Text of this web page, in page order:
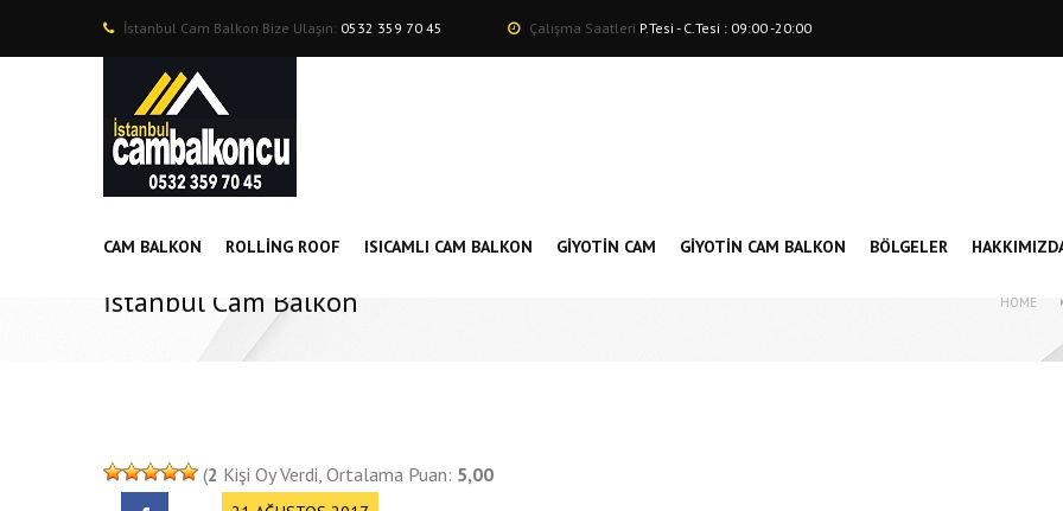
İstanbul Cam Balkon Bize Ulaşın: 0532 359 70 45 Çalışma Saatleri P.Tesi - C.Tesi : 09:00 -20:00
CAM BALKON ROLLING ROOF ISICAMLI CAM BALKON GIYOTIN CAM GİYOTİN CAM BALKON BÖLGELER
İstanbul Cam Balkon HOME
(2 Kişi Oy Verdi, Ortalama Puan: 5,00